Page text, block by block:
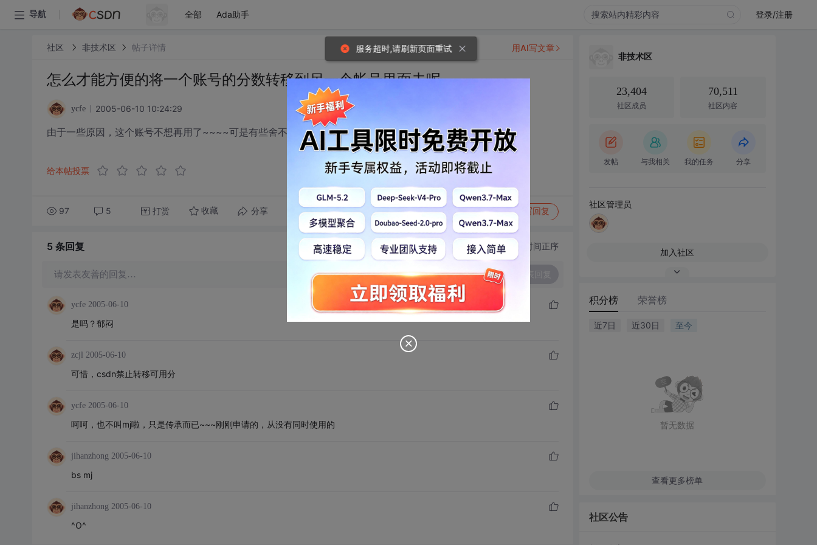
导航 全部 Ada助手 登录/注册
社区 非技术区 帖子详情
怎么才能方便的将一个账号的分数转移到另一个帐号里面去呢
ycfe 2005-06-10 10:24:29
由于一些原因，这个账号不想再用了~~~~可是有些舍不得那么多分，想转移到另一个帐号去，该怎么办呢？
给本帖投票
97 5 打赏 收藏 分享 转发到动态 举报 写回复
用AI写文章
5 条回复 切换为时间正序
请发表友善的回复…
ycfe 2005-06-10
是吗？郁闷
zcjl 2005-06-10
可惜，csdn禁止转移可用分
ycfe 2005-06-10
呵呵，也不叫mj啦，只是传承而已~~~刚刚申请的，从没有同时使用的
jihanzhong 2005-06-10
bs mj
jihanzhong 2005-06-10
^O^
非技术区
23,404
社区成员
70,511
社区内容
发帖 与我相关 我的任务 分享
社区管理员
加入社区
积分榜 荣誉榜
近7日 近30日 至今
暂无数据
查看更多榜单
社区公告
服务超时,请刷新页面重试